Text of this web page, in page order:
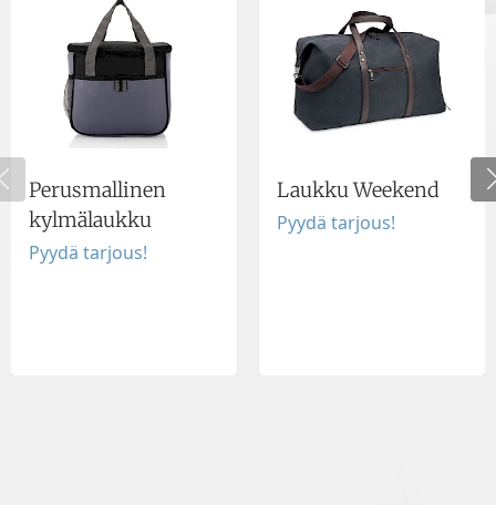
Perusmallinen
kylmälaukku
Pyydä tarjous!
Laukku Weekend
Pyydä tarjous!